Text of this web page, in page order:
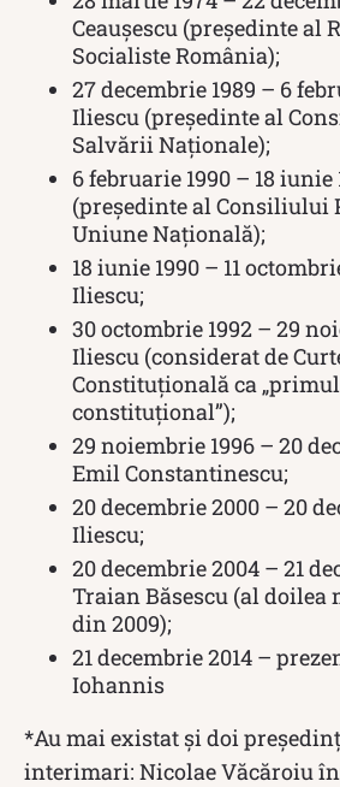
Ceaușescu (președinte al
Socialiste România);
27 decembrie 1989 – 6
Iliescu (președinte al
Salvării Naționale);
6 februarie 1990 – 18
(președinte al Consiliului
Uniune Națională);
18 iunie 1990 – 11
Iliescu;
30 octombrie 1992 – 29
Iliescu (considerat de
Constituțională ca
constituțional”);
29 noiembrie 1996 – 20
Emil Constantinescu;
20 decembrie 2000 – 20
Iliescu;
20 decembrie 2004 – 21
Traian Băsescu (al doilea
din 2009);
21 decembrie 2014 –
Iohannis
*Au mai existat și doi
interimari: Nicolae Văcăroiu